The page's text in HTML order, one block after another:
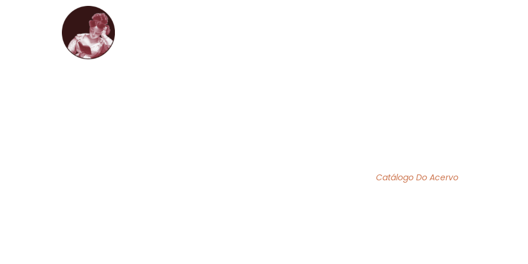
Catálogo Do Acervo